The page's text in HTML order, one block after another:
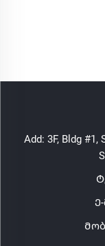
Add: 3F, Bldg #1,